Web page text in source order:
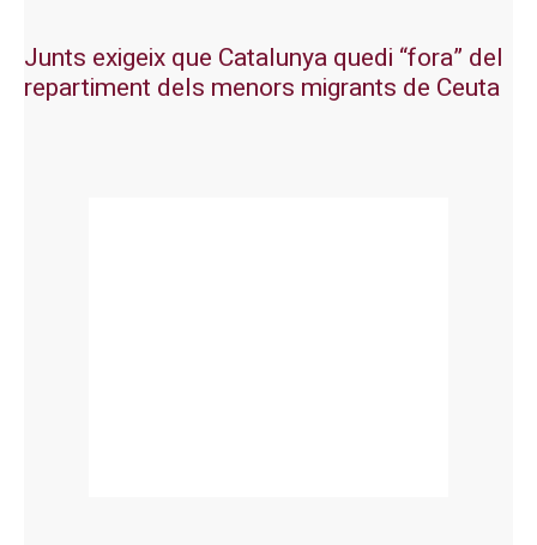
Junts exigeix que Catalunya quedi “fora” del
repartiment dels menors migrants de Ceuta